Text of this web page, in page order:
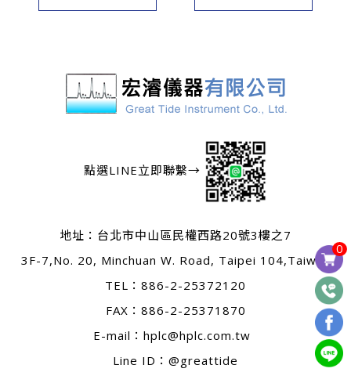
0
點選LINE立即聯繫→
地址： 台北市中山區民權西路20號3樓之7
3F-7,No. 20, Minchuan W. Road, Taipei 104,Taiwan
TEL： 886-2-25372120
FAX：886-2-25371870
E-mail： hplc@hplc.com.tw
Line ID：@greattide